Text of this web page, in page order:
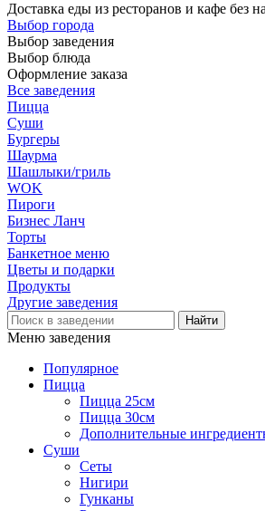
Доставка еды из ресторанов и кафе без
Выбор города
Выбор заведения
Выбор блюда
Оформление заказа
Все заведения
Пицца
Суши
Бургеры
Шаурма
Шашлыки/гриль
WOK
Пироги
Бизнес Ланч
Торты
Банкетное меню
Цветы и подарки
Продукты
Другие заведения
Меню заведения
Популярное
Пицца
Пицца 25см
Пицца 30см
Дополнительные
Суши
Сеты
Нигири
Гунканы